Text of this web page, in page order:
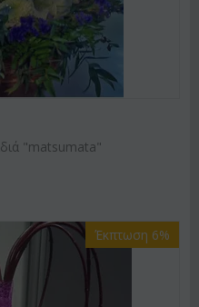
"matsumata"
Έκπτωση 6%